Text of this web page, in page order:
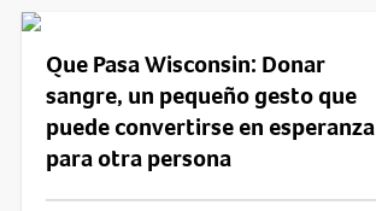
Que Pasa Wisconsin: Donar
sangre, un pequeño gesto que
puede convertirse en esperanza
para otra persona